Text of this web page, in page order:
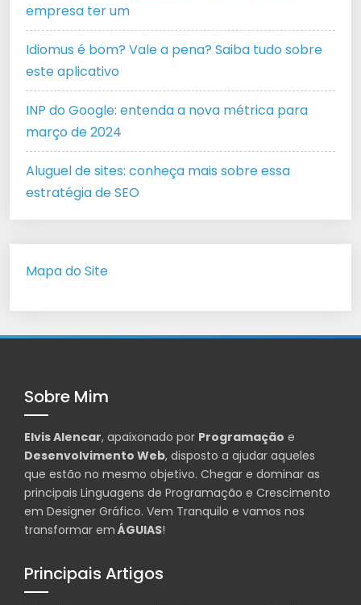
empresa ter um
Idiomus é bom? Vale a pena? Saiba tudo sobre
este aplicativo
INP do Google: entenda a nova métrica para
março de 2024
Aluguel de sites: conheça mais sobre essa
estratégia de SEO
Mapa do Site
Sobre Mim
Elvis Alencar, apaixonado por Programação e
Desenvolvimento Web, disposto a ajudar aqueles
que estão no mesmo objetivo. Chegar e dominar as
principais Linguagens de Programação e Crescimento
em Designer Gráfico. Vem Tranquilo e vamos nos
transformar em ÁGUIAS!
Principais Artigos